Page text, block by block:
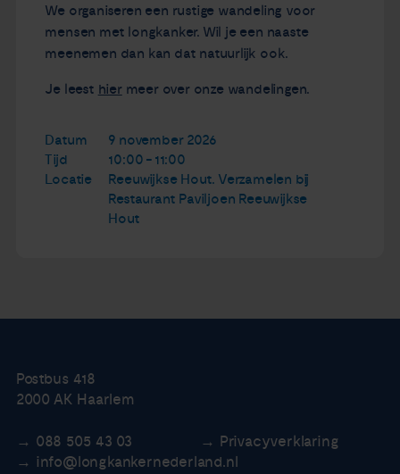
We organiseren een rustige wandeling voor
mensen met longkanker. Wil je een naaste
meenemen dan kan dat natuurlijk ook.
Je leest hier meer over onze wandelingen.
Datum
9 november 2026
Tijd
10:00 - 11:00
Locatie
Reeuwijkse Hout. Verzamelen bij
Restaurant Paviljoen Reeuwijkse
Hout
Postbus 418
2000 AK Haarlem
088 505 43 03
Privacyverklaring
info@longkankernederland.nl